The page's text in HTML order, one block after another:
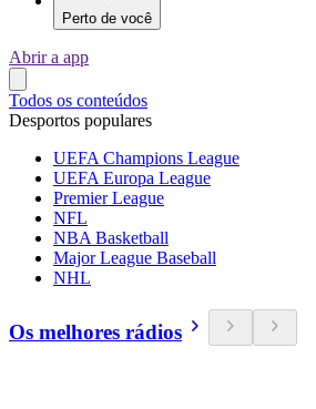
Perto de você
Abrir a app
Todos os conteúdos
Desportos populares
UEFA Champions League
UEFA Europa League
Premier League
NFL
NBA Basketball
Major League Baseball
NHL
Os melhores rádios